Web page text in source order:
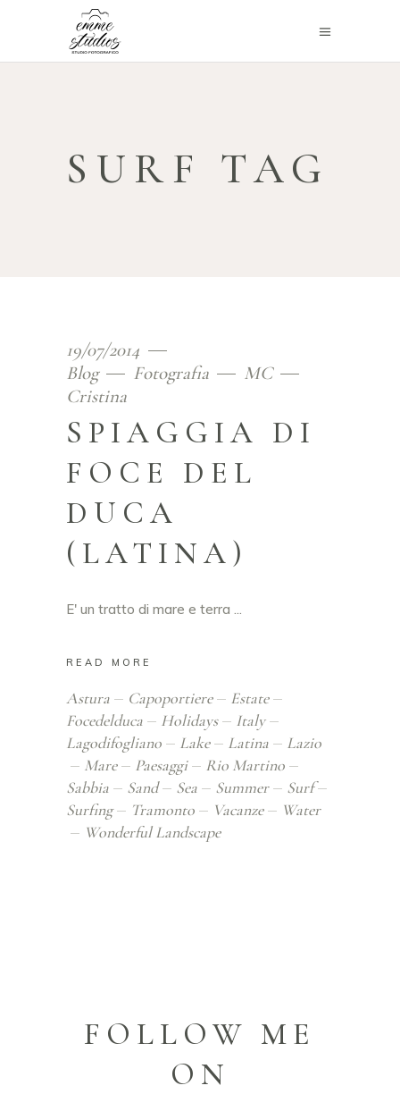
SURF TAG
19/07/2014
Blog
Fotografia
MC
Cristina
SPIAGGIA DI
FOCE DEL
DUCA
(LATINA)
E' un tratto di mare e terra
READ MORE
Astura Capoportiere
Estate
Focedelduca
Holidays
Italy
Lagodifogliano
Lake Latina
Lazio
Mare
Paesaggi
Rio Martino
Sabbia
Sand Sea Summer
Surf
Surfing
Tramonto Vacanze
Water
Wonderful Landscape
FOLLOW ME
ON